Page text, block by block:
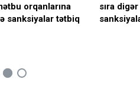
orqanlarına
sanksiyalar tətbiq
sıra